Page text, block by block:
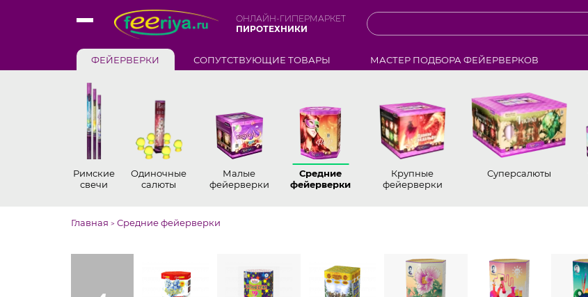
ОНЛАЙН-ГИПЕРМАРКЕТ
ПИРОТЕХНИКИ
ФЕЙЕРВЕРКИ СОПУТСТВУЮЩИЕ ТОВАРЫ МАСТЕР ПОДБОРА ФЕЙЕРВЕРКОВ
Римские
свечи
Одиночные
салюты
Малые
фейерверки
Средние
фейерверки
Крупные
фейерверки
Суперсалюты
Главная > Средние фейерверки